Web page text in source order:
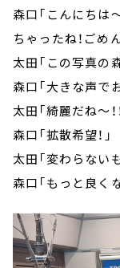
森口「こんにちは
ちゃったね！ごめ
太田「この写真の
森口「大きな声で
太田「綺麗だね～！！
森口「拡散希望！」
太田「変わらないも
森口「もっと良く